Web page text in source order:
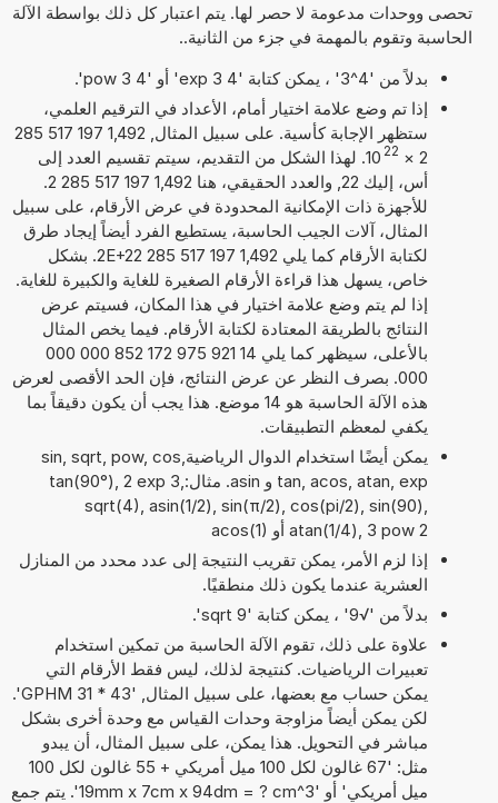
تحصى ووحدات مدعومة لا حصر لها. يتم اعتبار كل ذلك بواسطة الآلة
الحاسبة وتقوم بالمهمة في جزء من الثانية..
بدلاً من '4^3' ، يمكن كتابة '4 exp 3' أو '4 pow 3'.
إذا تم وضع علامة اختيار أمام، الأعداد في الترقيم العلمي،
ستظهر الإجابة كأسية. على سبيل المثال, 1,492 197 517 285
2
×
10 22
. لهذا الشكل من التقديم، سيتم تقسيم العدد إلى
أس، إليك 22, والعدد الحقيقي، هنا 1,492 197 517 285 2.
للأجهزة ذات الإمكانية المحدودة في عرض الأرقام، على سبيل
المثال، آلات الجيب الحاسبة، يستطيع الفرد أيضاً إيجاد طرق
لكتابة الأرقام كما يلي 1,492 197 517 285 2E+22. بشكل
خاص، يسهل هذا قراءة الأرقام الصغيرة للغاية والكبيرة للغاية.
إذا لم يتم وضع علامة اختيار في هذا المكان، فسيتم عرض
النتائج بالطريقة المعتادة لكتابة الأرقام. فيما يخص المثال
بالأعلى، سيظهر كما يلي 14 921 975 172 852 000 000
000. بصرف النظر عن عرض النتائج، فإن الحد الأقصى لعرض
هذه الآلة الحاسبة هو 14 موضع. هذا يجب أن يكون دقيقاً بما
يكفي لمعظم التطبيقات.
يمكن أيضًا استخدام الدوال الرياضيةsin, sqrt, pow, cos,
tan, acos, atan, exp و asin. مثال:tan(90°), 2 exp 3,
sqrt(4), asin(1/2), sin(π/2), cos(pi/2), sin(90),
atan(1/4), 3 pow 2 أو acos(1)
إذا لزم الأمر، يمكن تقريب النتيجة إلى عدد محدد من المنازل
العشرية عندما يكون ذلك منطقيًا.
بدلاً من '√9' ، يمكن كتابة 'sqrt 9'.
علاوة على ذلك، تقوم الآلة الحاسبة من تمكين استخدام
تعبيرات الرياضيات. كنتيجة لذلك، ليس فقط الأرقام التي
يمكن حساب مع بعضها، على سبيل المثال, '43 * 31 GPHM'.
لكن يمكن أيضاً مزاوجة وحدات القياس مع وحدة أخرى بشكل
مباشر في التحويل. هذا يمكن، على سبيل المثال، أن يبدو
مثل: '67 غالون لكل 100 ميل أمريكي + 55 غالون لكل 100
ميل أمريكي' أو '19mm x 7cm x 94dm = ? cm^3'. يتم جمع